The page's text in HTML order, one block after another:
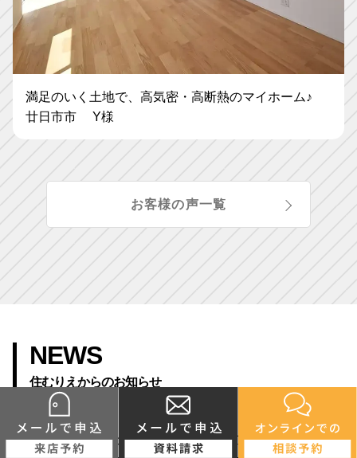
満足のいく土地で、高気密・高断熱のマイホーム♪
廿日市市 Y様
お客様の声一覧
NEWS
住むりえからのお知らせ
2026.04.28
ゴールデンウイークの営業日・休業日のお知らせ